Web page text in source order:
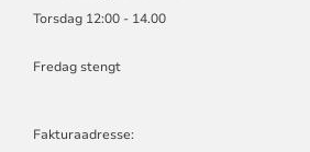
Torsdag 12:00 - 14.00
Fredag stengt
Fakturaadresse: